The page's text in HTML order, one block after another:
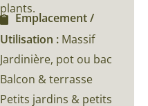
plants.
Emplacement /
Utilisation : Massif
Jardinière, pot ou bac
Balcon & terrasse
Petits jardins & petits